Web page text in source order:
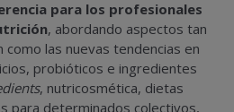
para los profesionales
, abordando aspectos tan
como las nuevas tendencias en
probióticos e ingredientes
, nutricosmética, dietas
para determinados colectivos,